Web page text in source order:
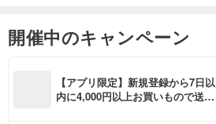
開催中のキャンペーン
【アプリ限定】新規登録から7日以
内に4,000円以上お買いもので送料